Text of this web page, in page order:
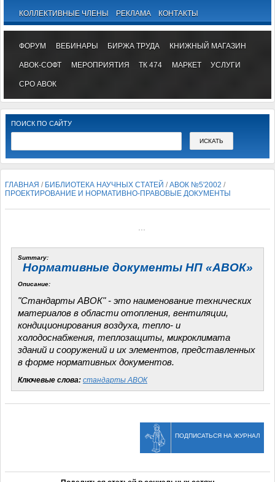
КОЛЛЕКТИВНЫЕ ЧЛЕНЫ РЕКЛАМА КОНТАКТЫ
ФОРУМ ВЕБИНАРЫ БИРЖА ТРУДА КНИЖНЫЙ МАГАЗИН
АВОК-СОФТ МЕРОПРИЯТИЯ ТК 474 МАРКЕТ УСЛУГИ
СРО АВОК
ПОИСК ПО САЙТУ
ГЛАВНАЯ / БИБЛИОТЕКА НАУЧНЫХ СТАТЕЙ /АВОК №5'2002 /
ПРОЕКТИРОВАНИЕ И НОРМАТИВНО-ПРАВОВЫЕ ДОКУМЕНТЫ
Summary:
Нормативные документы НП «АВОК»
Описание:
"Стандарты АВОК" - это наименование технических
материалов в области отопления, вентиляции,
кондиционирования воздуха, тепло- и
холодоснабжения, теплозащиты, микроклимата
зданий и сооружений и их элементов, представленных
в форме нормативных документов.
Ключевые слова: стандарты АВОК
ПОДПИСАТЬСЯ НА ЖУРНАЛ